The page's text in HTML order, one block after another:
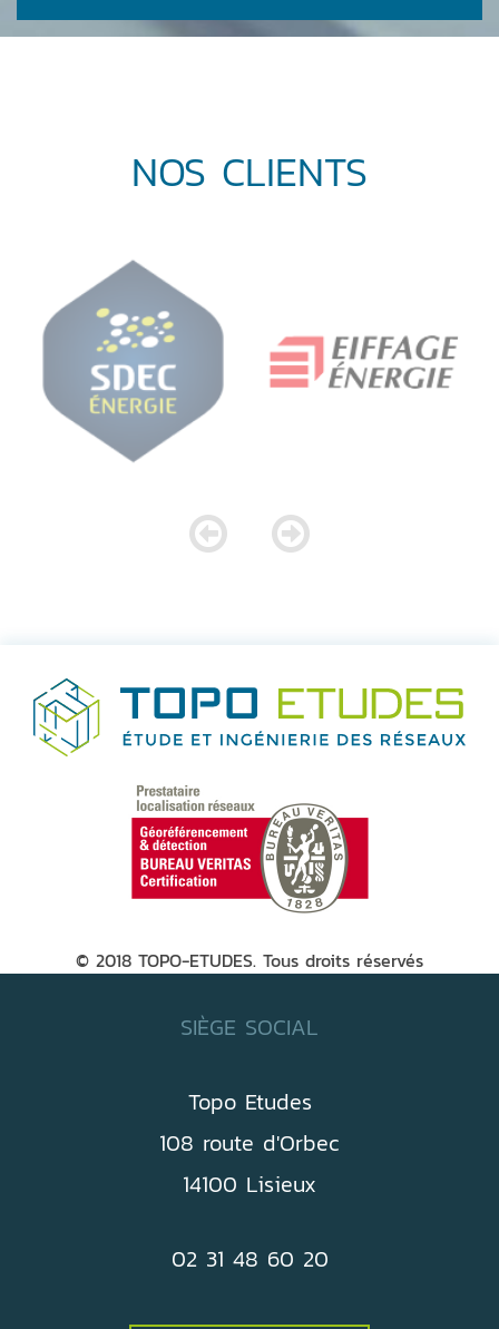
NOS CLIENTS
© 2018 TOPO-ETUDES. Tous droits réservés
SIÈGE SOCIAL
Topo Etudes
108 route d'Orbec
14100 Lisieux
02 31 48 60 20